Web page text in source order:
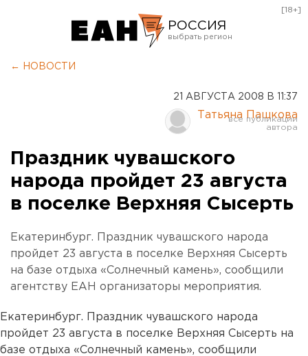
РОССИЯ
Курган
Оренбург
[18+]
← НОВОСТИ
21 АВГУСТА 2008 В 11:37
Татьяна Пашкова
Праздник чувашского
народа пройдет 23 августа
в поселке Верхняя Сысерть
Екатеринбург. Праздник чувашского народа
пройдет 23 августа в поселке Верхняя Сысерть
на базе отдыха «Солнечный камень», сообщили
агентству ЕАН организаторы мероприятия.
Екатеринбург. Праздник чувашского народа
пройдет 23 августа в поселке Верхняя Сысерть на
базе отдыха «Солнечный камень», сообщили